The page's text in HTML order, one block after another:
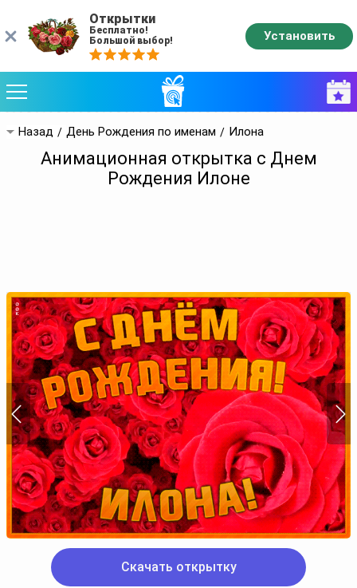
Назад День Рождения по именам Илона
Анимационная открытка с Днем
Рождения Илоне
Скачать открытку
Открытки
Бесплатно!
Большой выбор!
Установить